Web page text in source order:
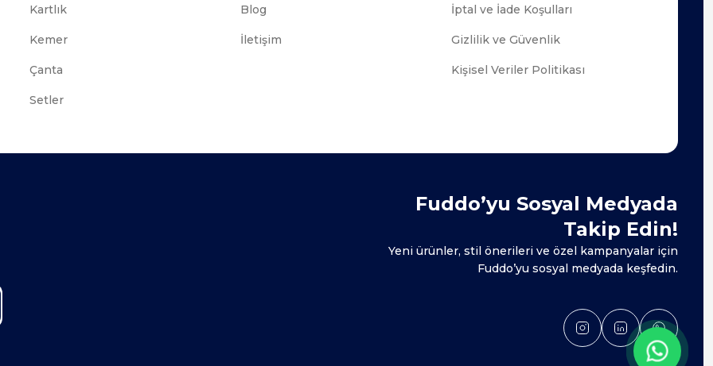
Kartlık
Kemer
Çanta
Setler
Blog
İletişim
İptal ve İade Koşulları
Gizlilik ve Güvenlik
Kişisel Veriler Politikası
Fuddo’yu Sosyal Medyada
Takip Edin!
Yeni ürünler, stil önerileri ve özel kampanyalar için
Fuddo’yu sosyal medyada keşfedin.